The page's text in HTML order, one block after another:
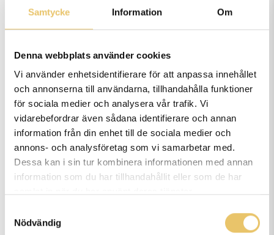
Samtycke Information Om
Denna webbplats använder cookies
Vi använder enhetsidentifierare för att anpassa innehållet
och annonserna till användarna, tillhandahålla funktioner
för sociala medier och analysera vår trafik. Vi
vidarebefordrar även sådana identifierare och annan
information från din enhet till de sociala medier och
annons- och analysföretag som vi samarbetar med.
Dessa kan i sin tur kombinera informationen med annan
information som du har tillhandahållit eller som de har
Nödvändig
Praktiskt information:
Utbildningen kan påbörjas löpande och du har
hela 2 år på dig att genomföra den. Utbildningen
följer det allmänna läsåret med uppehåll för
sportlov, sommarlov, höstlov, jullov & helgdagar.
Utbildningen sker på en onlineplattform och
tillgång till dator och ordbehandlingsprogram
krävs. Tillgång till filmkamera (mobilkamera